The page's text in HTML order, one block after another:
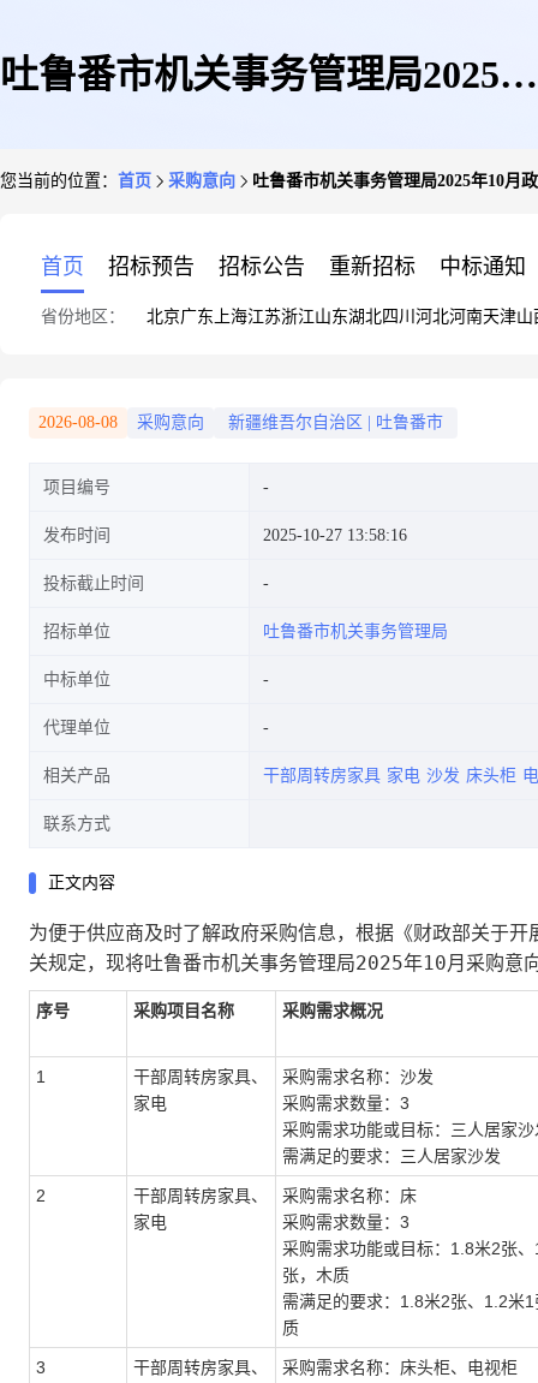
吐鲁番市机关事务管理局2025年
您当前的位置： 首页 采购意向 吐鲁番市机关事务管理局2025年10月
首页 招标预告 招标公告 重新招标 中标通知
省份地区： 北京广东 上海江苏浙江山东湖北四川 河北河南天津山
2026-08-08 采购意向 新疆维吾尔自治区 吐鲁番市
项目编号
发布时间 2025-10-27 13:58:16
投标截止时间
招标单位 吐鲁番市机关事务管理局
中标单位
代理单位
相关产品 干部周转房家具 家电 沙发 床头柜
联系方式
正文内容
为便于供应商及时了解政府采购信息，根据《财政部关于
关规定，现将吐鲁番市机关事务管理局2025年10月采购意
序号 采购项目名称 采购需求概况
1
干部周转房家具、
家电
采购需求名称：沙发
采购需求数量：3
采购需求功能或目标：三人居家沙
需满足的要求：三人居家沙发
2
干部周转房家具、
家电
采购需求名称：床
采购需求数量：3
采购需求功能或目标：1.8米2张
张，木质
需满足的要求：1.8米2张、1.2米
质
3
干部周转房家具、
采购需求名称：床头柜、电视柜